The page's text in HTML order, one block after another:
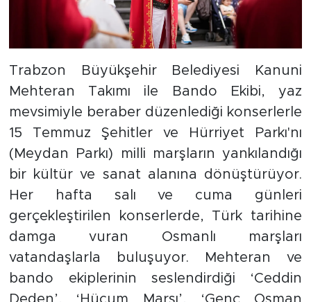
Trabzon Büyükşehir Belediyesi Kanuni
Mehteran Takımı ile Bando Ekibi, yaz
mevsimiyle beraber düzenlediği konserlerle
15 Temmuz Şehitler ve Hürriyet Parkı'nı
(Meydan Parkı) milli marşların yankılandığı
bir kültür ve sanat alanına dönüştürüyor.
Her hafta salı ve cuma günleri
gerçekleştirilen konserlerde, Türk tarihine
damga vuran Osmanlı marşları
vatandaşlarla buluşuyor. Mehteran ve
bando ekiplerinin seslendirdiği ‘Ceddin
Deden’, ‘Hücum Marşı’, ‘Genç Osman